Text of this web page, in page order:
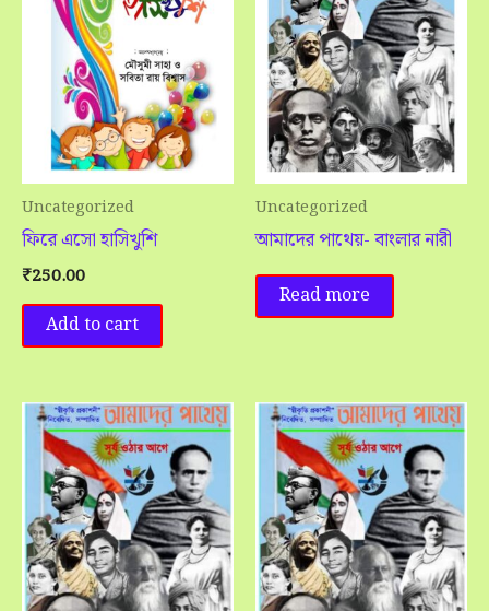
Uncategorized
ফিরে এসো হাসিখুশি
₹250.00
Add to cart
Uncategorized
আমাদের পাথেয়- বাংলার নারী
Read more